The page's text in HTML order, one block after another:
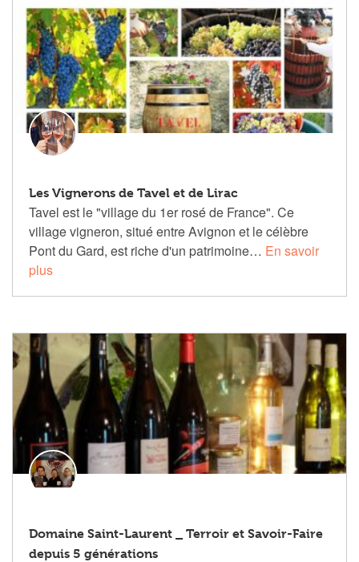
Les Vignerons de Tavel et de Lirac
Tavel est le "village du 1er rosé de France". Ce
village vigneron, situé entre Avignon et le célèbre
Pont du Gard, est riche d'un patrimoine… En savoir
plus
Domaine Saint-Laurent _ Terroir et Savoir-Faire
depuis 5 générations